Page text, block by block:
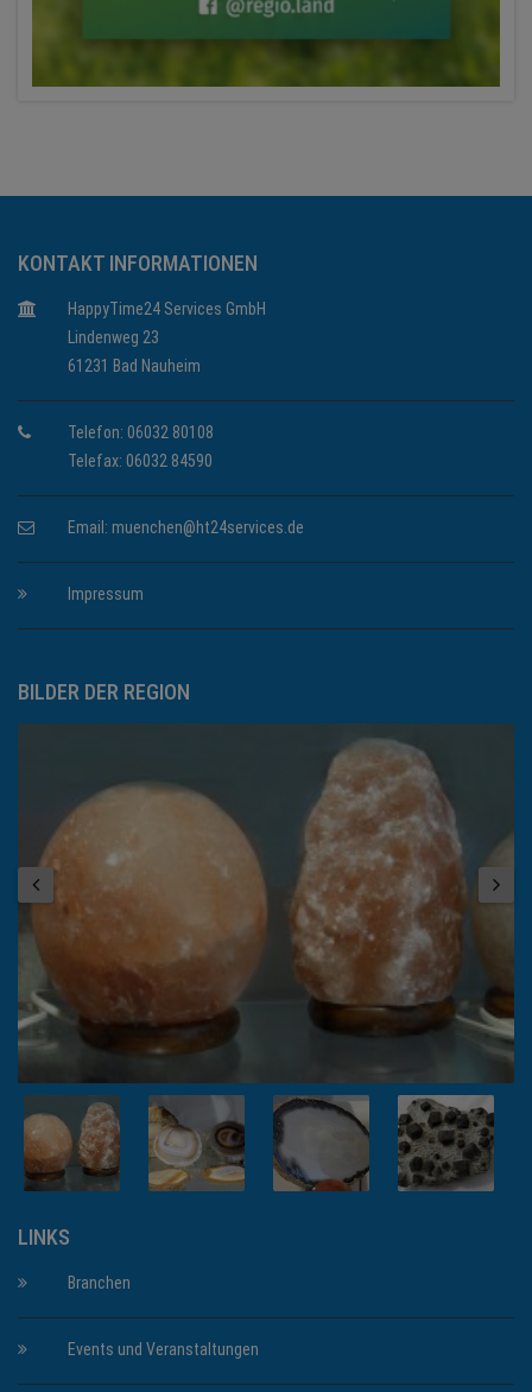
KONTAKT INFORMATIONEN
HappyTime24 Services GmbH
Lindenweg 23
61231 Bad Nauheim
Telefon: 06032 80108
Telefax: 06032 84590
Email: muenchen@ht24services.de
Impressum
BILDER DER REGION
LINKS
Branchen
Events und Veranstaltungen